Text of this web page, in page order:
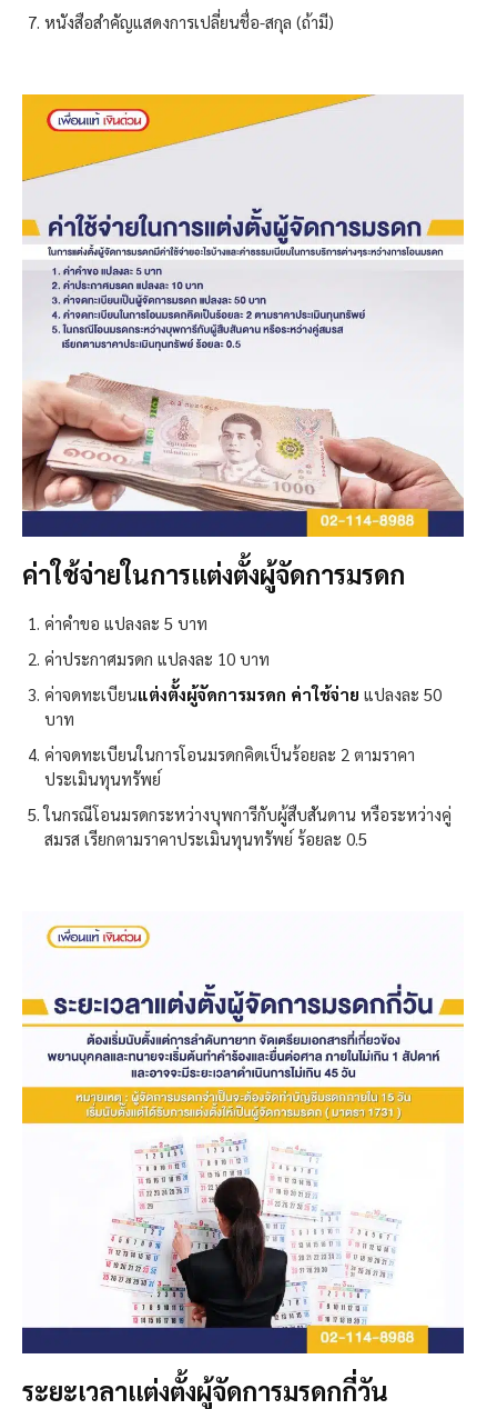
หนังสือสำคัญแสดงการเปลี่ยนชื่อ-สกุล (ถ้ามี)
ค่าใช้จ่ายในการแต่งตั้งผู้จัดการมรดก
ค่าคำขอ แปลงละ 5 บาท
ค่าประกาศมรดก แปลงละ 10 บาท
ค่าจดทะเบียนแต่งตั้งผู้จัดการมรดก ค่าใช้จ่าย แปลงละ 50
บาท
ค่าจดทะเบียนในการโอนมรดกคิดเป็นร้อยละ 2 ตามราคา
ประเมินทุนทรัพย์
ในกรณีโอนมรดกระหว่างบุพการีกับผู้สืบสันดาน หรือระหว่างคู่
สมรส เรียกตามราคาประเมินทุนทรัพย์ ร้อยละ 0.5
ระยะเวลาแต่งตั้งผู้จัดการมรดกกี่วัน